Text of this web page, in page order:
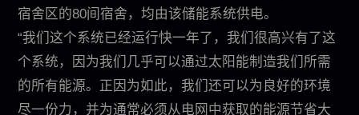
宿舍区的80间宿舍，均由该储能系统供电。
“我们这个系统已经运行快一年了，我们很高兴有了这
个系统，因为我们几乎可以通过太阳能制造我们所需
的所有能源。正因为如此，我们还可以为良好的环境
尽一份力，并为通常必须从电网中获取的能源节省大